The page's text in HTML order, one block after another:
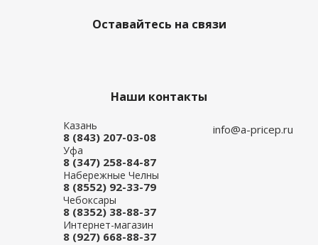
Оставайтесь на связи
Наши контакты
Казань
8 (843) 207-03-08
Уфа
8 (347) 258-84-87
Набережные Челны
8 (8552) 92-33-79
Чебоксары
8 (8352) 38-88-37
Интернет-магазин
8 (927) 668-88-37
info@a-pricep.ru